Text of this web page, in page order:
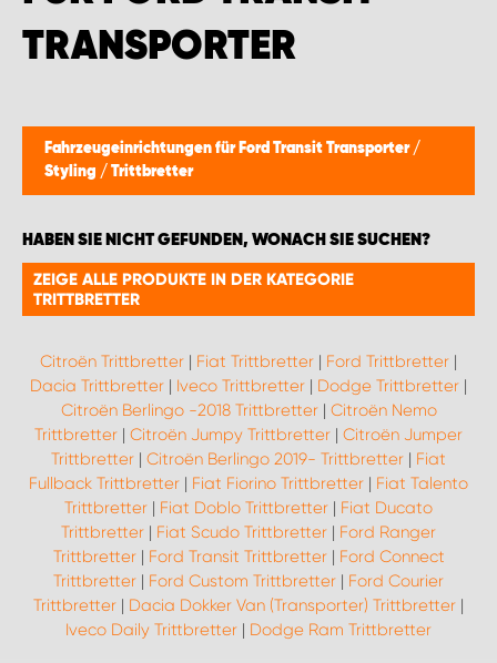
TRANSPORTER
Fahrzeugeinrichtungen für Ford Transit Transporter /
Styling / Trittbretter
HABEN SIE NICHT GEFUNDEN, WONACH SIE SUCHEN?
ZEIGE ALLE PRODUKTE IN DER KATEGORIE
TRITTBRETTER
Citroën Trittbretter | Fiat Trittbretter | Ford Trittbretter |
Dacia Trittbretter | Iveco Trittbretter | Dodge Trittbretter |
Citroën Berlingo -2018 Trittbretter| Citroën Nemo
Trittbretter | Citroën Jumpy Trittbretter | Citroën Jumper
Trittbretter | Citroën Berlingo 2019- Trittbretter | Fiat
Fullback Trittbretter | Fiat Fiorino Trittbretter | Fiat Talento
Trittbretter | Fiat Doblo Trittbretter | Fiat Ducato
Trittbretter | Fiat Scudo Trittbretter | Ford Ranger
Trittbretter| Ford Transit Trittbretter| Ford Connect
Trittbretter | Ford Custom Trittbretter | Ford Courier
Trittbretter | Dacia Dokker Van (Transporter) Trittbretter |
Iveco Daily Trittbretter | Dodge Ram Trittbretter
WORK SYSTEM BRÜSSEL
WORK SYSTEM NAMEN
WORK SYSTEM WORK SYSTEM BRÜGGE